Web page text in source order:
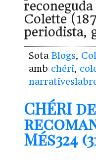
Colette
periodista,
Sota Blogs,
amb chéri,
CHÉRI
Més324